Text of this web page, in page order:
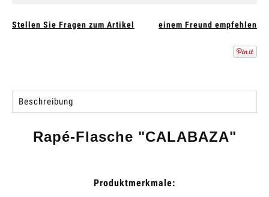
Stellen Sie Fragen zum Artikel einem Freund empfehlen
Beschreibung
Rapé-Flasche "CALABAZA"
Produktmerkmale: